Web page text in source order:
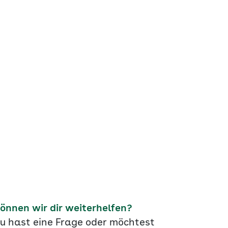
wir dir weiterhelfen?
hast eine Frage oder möchtest